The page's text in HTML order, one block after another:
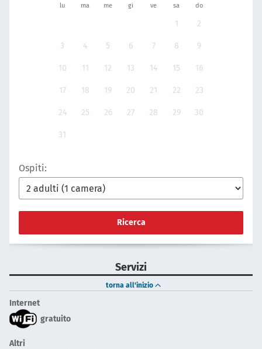
lu ma me gi ve sa do
1 2
3 4 5 6 7 8 9
10 11 12 13 14 15 16
17 18 19 20 21 22 23
24 25 26 27 28 29 30
31
Ospiti:
Ricerca
Servizi
torna all'inizio
Internet
gratuito
Altri